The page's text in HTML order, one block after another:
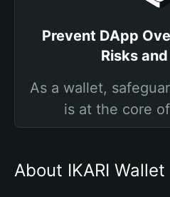
Prevent DApp
Risks
As a wallet,
is at the core
About IKARI Wallet